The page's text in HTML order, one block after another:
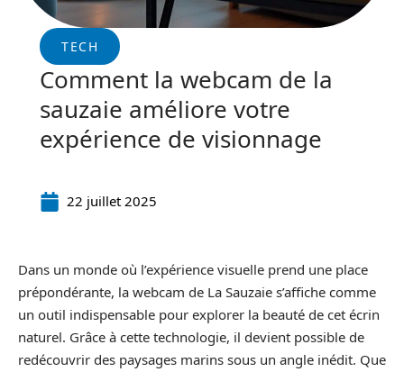
TECH
Comment la webcam de la
sauzaie améliore votre
expérience de visionnage
22 juillet 2025
Dans un monde où l’expérience visuelle prend une place
prépondérante, la webcam de La Sauzaie s’affiche comme
un outil indispensable pour explorer la beauté de cet écrin
naturel. Grâce à cette technologie, il devient possible de
redécouvrir des paysages marins sous un angle inédit. Que